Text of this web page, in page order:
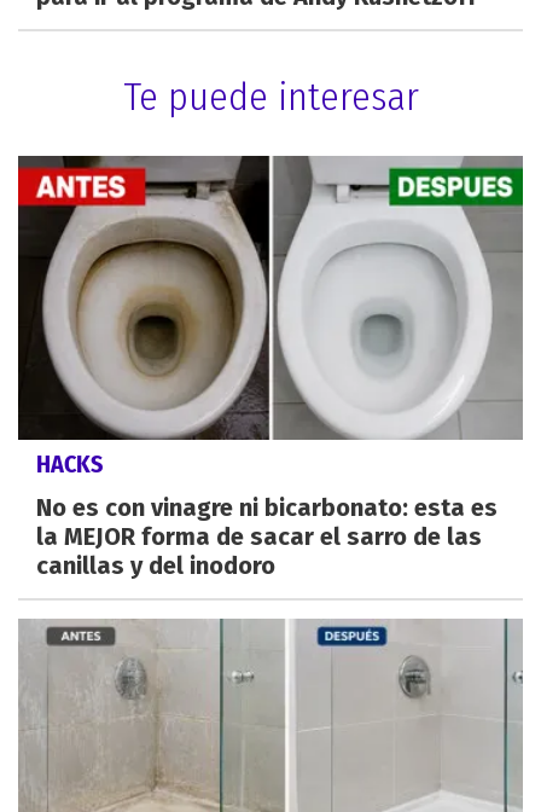
Te puede interesar
HACKS
No es con vinagre ni bicarbonato: esta es
la MEJOR forma de sacar el sarro de las
canillas y del inodoro